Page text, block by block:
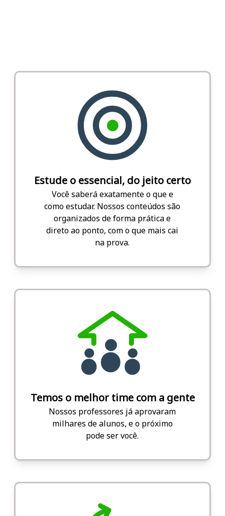
Estude o essencial, do jeito certo
Você saberá exatamente o que e
como estudar. Nossos conteúdos são
organizados de forma prática e
direto ao ponto, com o que mais cai
na prova.
Temos o melhor time com a gente
Nossos professores já aprovaram
milhares de alunos, e o próximo
pode ser você.